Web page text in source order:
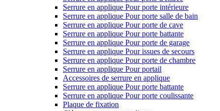
Serrure en applique Pour porte intérieure
Serrure en applique Pour porte salle de bain
Serrure en applique Pour porte de cave
Serrure en applique Pour porte battante
Serrure en applique Pour porte de garage
Serrure en applique Pour issues de secours
Serrure en applique Pour porte de chambre
Serrure en applique Pour portail
Accessoires de serrure en applique
Serrure en applique Pour porte battante
Serrure en applique Pour porte coulissante
Plaque de fixation